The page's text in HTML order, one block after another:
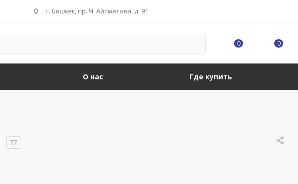
г. Бишкек, пр. Ч. Айтматова, д. 91
0 0
О нас Где купить
77